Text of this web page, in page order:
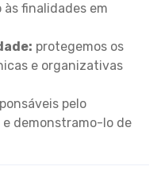
às finalidades em
protegemos os
e organizativas
pelo
demonstramo-lo de